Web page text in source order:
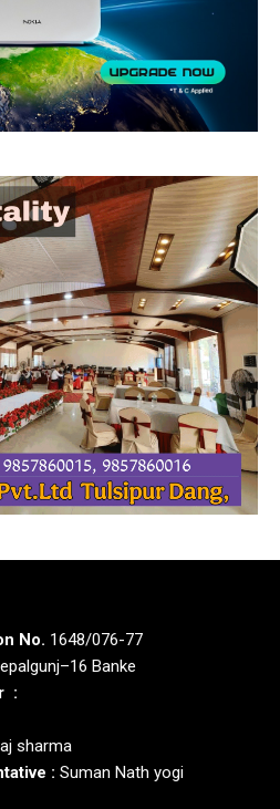
No. 1648/076-77
Banke
:
sharma
: Suman Nath yogi